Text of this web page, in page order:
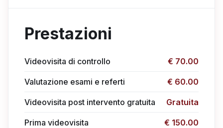
Prestazioni
Videovisita di controllo € 70.00
Valutazione esami e referti € 60.00
Videovisita post intervento gratuita Gratuita
Prima videovisita € 150.00